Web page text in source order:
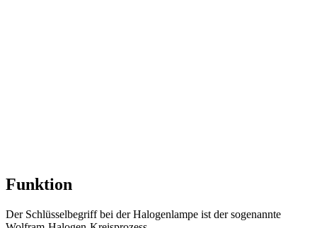
Funktion
Der Schlüsselbegriff bei der Halogenlampe ist der sogenannte